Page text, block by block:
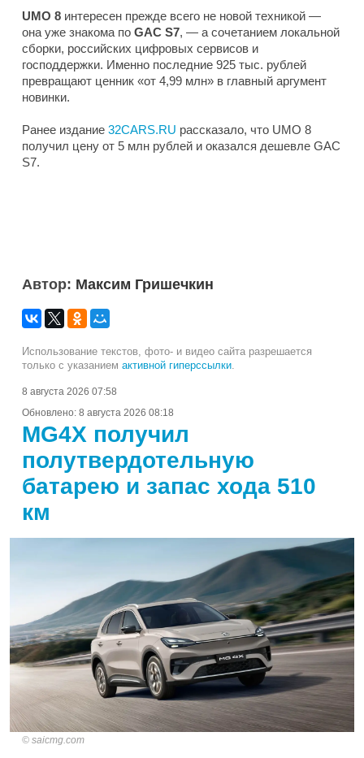
UMO 8 интересен прежде всего не новой техникой —
она уже знакома по GAC S7, — а сочетанием локальной
сборки, российских цифровых сервисов и
господдержки. Именно последние 925 тыс. рублей
превращают ценник «от 4,99 млн» в главный аргумент
новинки.
Ранее издание 32CARS.RU рассказало, что UMO 8
получил цену от 5 млн рублей и оказался дешевле GAC
S7.
Автор: Максим Гришечкин
Использование текстов, фото- и видео сайта разрешается
только с указанием активной гиперссылки.
8 августа 2026 07:58
Обновлено: 8 августа 2026 08:18
MG4X получил
полутвердотельную
батарею и запас хода 510
км
saicmg.com